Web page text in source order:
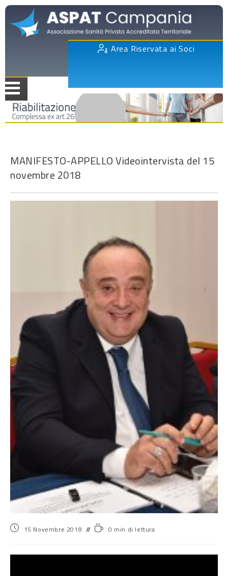
Area Riservata ai Soci
MANIFESTO-APPELLO Videointervista del 15
novembre 2018
15 Novembre 2018 0 min di lettura